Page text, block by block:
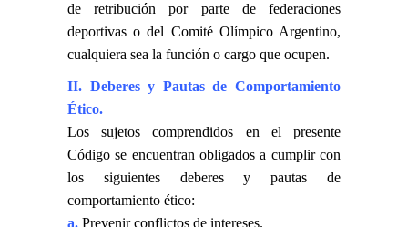
de retribución por parte de federaciones
deportivas o del Comité Olímpico Argentino,
cualquiera sea la función o cargo que ocupen.
II. Deberes y Pautas de Comportamiento
Ético.
Los sujetos comprendidos en el presente
Código se encuentran obligados a cumplir con
los siguientes deberes y pautas de
comportamiento ético:
a. Prevenir conflictos de intereses.